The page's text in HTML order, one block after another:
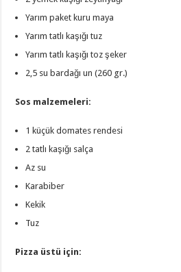
Yarım paket kuru maya
Yarım tatlı kaşığı tuz
Yarım tatlı kaşığı toz şeker
2,5 su bardağı un (260 gr.)
Sos malzemeleri:
1 küçük domates rendesi
2 tatlı kaşığı salça
Az su
Karabiber
Kekik
Tuz
Pizza üstü için: